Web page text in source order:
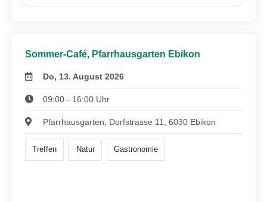
Sommer-Café, Pfarrhausgarten Ebikon
Do, 13. August 2026
09:00 - 16:00 Uhr
Pfarrhausgarten, Dorfstrasse 11, 6030 Ebikon
Treffen Natur Gastronomie